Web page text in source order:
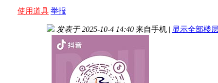
使用道具 举报
发表于 2025-10-4 14:40 来自手机 | 显示全部楼